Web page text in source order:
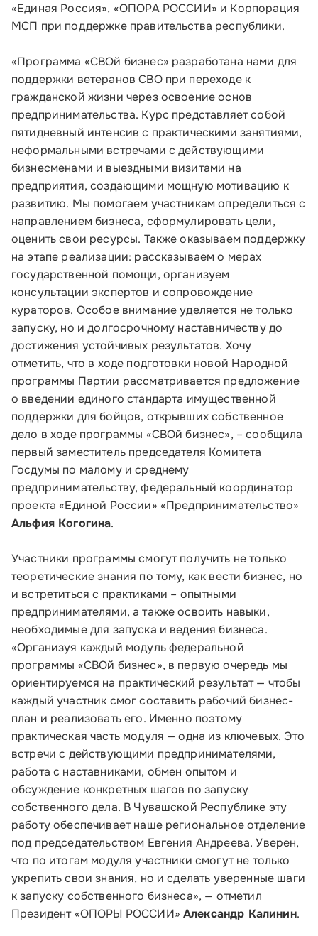
Малому и среднему бизнесу
Банкам и финансовым организациям
Инфраструктуре поддержки
Блог
Контакты
Соцсети
Телефон:
8 800 100-11-00
«Единая Россия», «ОПОРА РОССИИ» и Корпорация
МСП при поддержке правительства республики.
«Программа «СВОй бизнес» разработана нами для
поддержки ветеранов СВО при переходе к
гражданской жизни через освоение основ
предпринимательства. Курс представляет собой
пятидневный интенсив с практическими занятиями,
неформальными встречами с действующими
бизнесменами и выездными визитами на
предприятия, создающими мощную мотивацию к
развитию. Мы помогаем участникам определиться с
направлением бизнеса, сформулировать цели,
оценить свои ресурсы. Также оказываем поддержку
на этапе реализации: рассказываем о мерах
государственной помощи, организуем
консультации экспертов и сопровождение
кураторов. Особое внимание уделяется не только
запуску, но и долгосрочному наставничеству до
достижения устойчивых результатов. Хочу
отметить, что в ходе подготовки новой Народной
программы Партии рассматривается предложение
о введении единого стандарта имущественной
поддержки для бойцов, открывших собственное
дело в ходе программы «СВОй бизнес», – сообщила
первый заместитель председателя Комитета
Госдумы по малому и среднему
предпринимательству, федеральный координатор
проекта «Единой России» «Предпринимательство»
Альфия Когогина.
Участники программы смогут получить не только
теоретические знания по тому, как вести бизнес, но
и встретиться с практиками – опытными
предпринимателями, а также освоить навыки,
необходимые для запуска и ведения бизнеса.
«Организуя каждый модуль федеральной
программы «СВОй бизнес», в первую очередь мы
ориентируемся на практический результат — чтобы
каждый участник смог составить рабочий бизнес-
план и реализовать его. Именно поэтому
практическая часть модуля — одна из ключевых. Это
встречи с действующими предпринимателями,
работа с наставниками, обмен опытом и
обсуждение конкретных шагов по запуску
собственного дела. В Чувашской Республике эту
работу обеспечивает наше региональное отделение
под председательством Евгения Андреева. Уверен,
что по итогам модуля участники смогут не только
укрепить свои знания, но и сделать уверенные шаги
к запуску собственного бизнеса», — отметил
Президент «ОПОРЫ РОССИИ»Александр Калинин.